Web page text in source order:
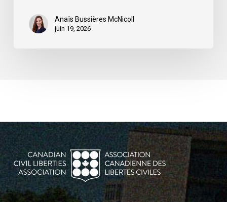
Québec
Anaïs Bussières McNicoll
juin 19, 2026